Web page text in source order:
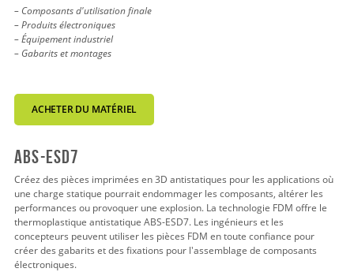
– Composants d'utilisation finale
– Produits électroniques
– Équipement industriel
– Gabarits et montages
ACHETER DU MATÉRIEL
abs-esd7
Créez des pièces imprimées en 3D antistatiques pour les applications où
une charge statique pourrait endommager les composants, altérer les
performances ou provoquer une explosion. La technologie FDM offre le
thermoplastique antistatique ABS-ESD7. Les ingénieurs et les
concepteurs peuvent utiliser les pièces FDM en toute confiance pour
créer des gabarits et des fixations pour l'assemblage de composants
électroniques.